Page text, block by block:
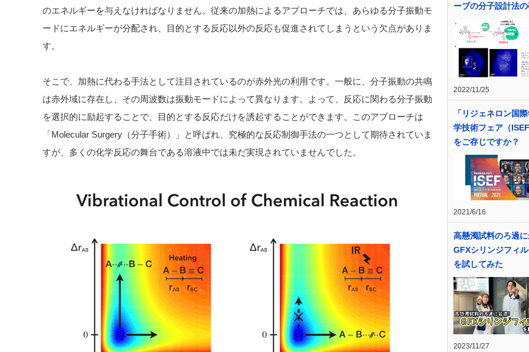
のエネルギーを与えなければなりません。従来の加熱によるアプローチでは、あらゆる分子振動モ
ードにエネルギーが分配され、目的とする反応以外の反応も促進されてしまうという欠点がありま
す。
そこで、加熱に代わる手法として注目されているのが赤外光の利用です。一般に、分子振動の共鳴
は赤外域に存在し、その周波数は振動モードによって異なります。よって、反応に関わる分子振動
を選択的に励起することで、目的とする反応だけを誘起することができます。このアプローチは
「Molecular Surgery（分子手術）」と呼ばれ、究極的な反応制御手法の一つとして期待されていま
すが、多くの化学反応の舞台である溶液中では未だ実現されていませんでした。
ーブの分子設計法
2022/11/25
「リジェネロン国
学技術フェア（
をご存じですか？
2021/6/16
高懸濁試料のろ過
GFXシリンジフィ
を試してみた
2023/11/27